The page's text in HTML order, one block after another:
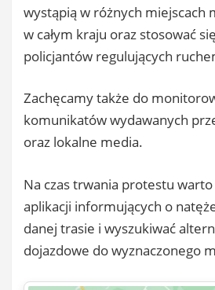
wystąpią w różnych miejscach
w całym kraju oraz stosować
policjantów regulujących
Zachęcamy także do
komunikatów wydawanych
oraz lokalne media.
Na czas trwania protestu
aplikacji informujących o
danej trasie i wyszukiwać
dojazdowe do wyznaczonego